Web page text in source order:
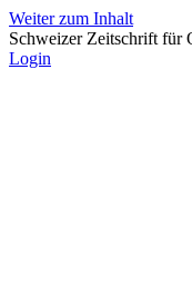
Weiter zum Inhalt
Schweizer Zeitschrift für
Login